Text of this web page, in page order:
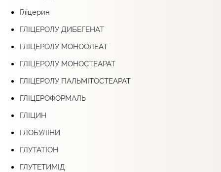
Гліцерин
ГЛІЦЕРОЛУ ДИБЕГЕНАТ
ГЛІЦЕРОЛУ МОНООЛЕАТ
ГЛІЦЕРОЛУ МОНОСТЕАРАТ
ГЛІЦЕРОЛУ ПАЛЬМІТОСТЕАРАТ
ГЛІЦЕРОФОРМАЛЬ
ГЛІЦИН
ГЛОБУЛІНИ
ГЛУТАТІОН
ГЛУТЕТИМІД